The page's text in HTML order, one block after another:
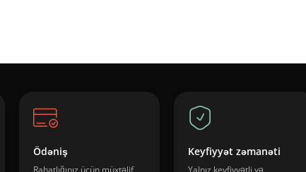
Ödəniş
Rahatlığınız üçün müxtəlif
Keyfiyyət zəmanəti
Yalnız keyfiyyətli və